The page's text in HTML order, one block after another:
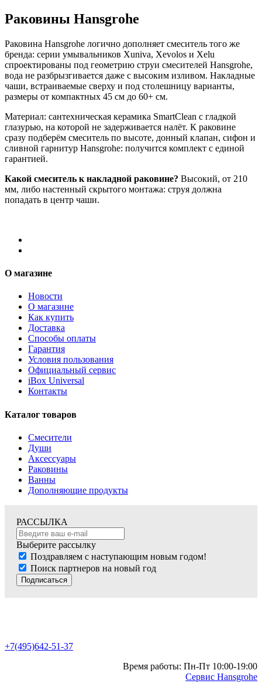
Раковины Hansgrohe
Раковина Hansgrohe логично дополняет смеситель того же
бренда: серии умывальников Xuniva, Xevolos и Xelu
спроектированы под геометрию струи смесителей Hansgrohe,
вода не разбрызгивается даже с высоким изливом. Накладные
чаши, встраиваемые сверху и под столешницу варианты,
размеры от компактных 45 см до 60+ см.
Материал: сантехническая керамика SmartClean с гладкой
глазурью, на которой не задерживается налёт. К раковине
сразу подберём смеситель по высоте, донный клапан, сифон и
сливной гарнитур Hansgrohe: получится комплект с единой
гарантией.
Какой смеситель к накладной раковине? Высокий, от 210
мм, либо настенный скрытого монтажа: струя должна
попадать в центр чаши.
О магазине
Новости
О магазине
Как купить
Доставка
Способы оплаты
Гарантия
Условия пользования
Официальный сервис
iBox Universal
Контакты
Каталог товаров
Смесители
Души
Аксессуары
Раковины
Ванны
Дополняющие продукты
РАССЫЛКА
Выберите рассылку
Поздравляем с наступающим новым годом!
Поиск партнеров на новый год
Подписаться
+7(495)642-51-37
Время работы: Пн-Пт 10:00-19:00
Сервис Hansgrohe